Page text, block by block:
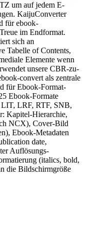
um auf jedem E-
KaijuConverter
für ebook-
im Endformat.
sich an
Tabelle of Contents,
Elemente wenn
unsere CBR-zu-
convert als zentrale
für Ebook-Format-
Ebook-Formate
LRF, RTF, SNB,
Kapitel-Hierarchie,
NCX), Cover-Bild
Ebook-Metadaten
date,
Auflösungs-
(italics, bold,
die Bildschirmgröße